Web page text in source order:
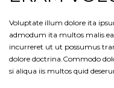
Voluptate illum dolore ita
admodum ita multos malis
incurreret ut ut possumus
dolore doctrina.Commodo
si aliqua iis multos quid